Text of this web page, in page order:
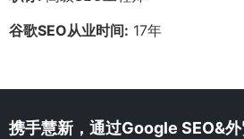
谷歌SEO从业时间: 17年
携手慧新，通过Google SEO&